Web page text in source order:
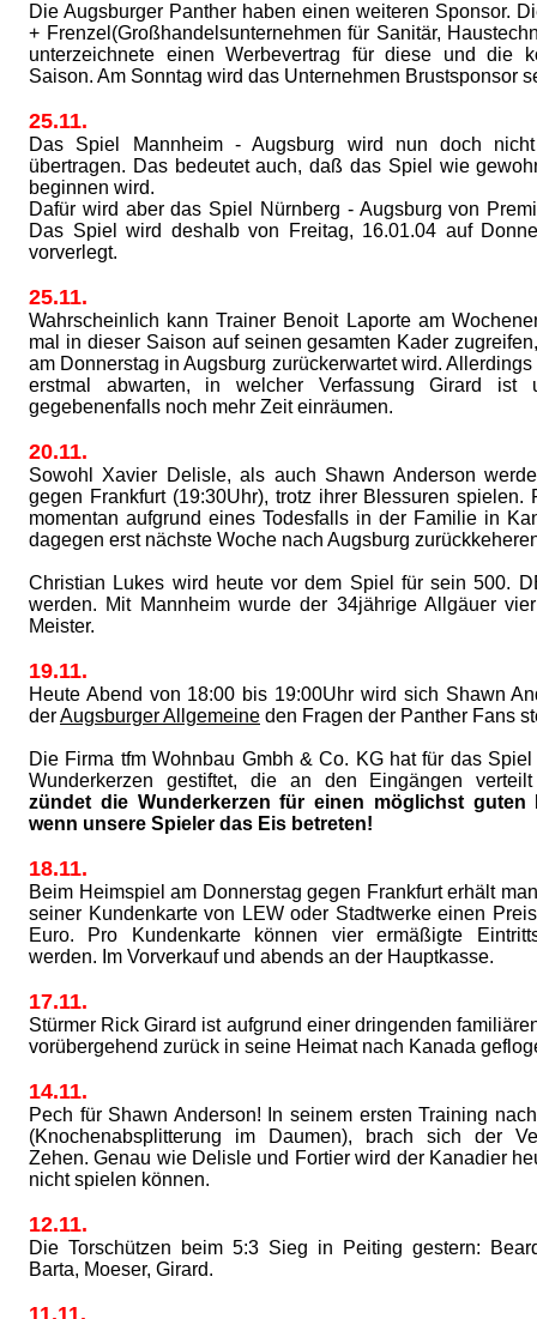
Die Augsburger Panther haben einen weiteren Sponsor.
+ Frenzel(Großhandelsunternehmen für Sanitär,
unterzeichnete einen Werbevertrag für diese und die
Saison. Am Sonntag wird das Unternehmen Brustsponsor
25.11.
Das Spiel Mannheim - Augsburg wird nun doch
übertragen. Das bedeutet auch, daß das Spiel wie
beginnen wird.
Dafür wird aber das Spiel Nürnberg - Augsburg von
Das Spiel wird deshalb von Freitag, 16.01.04 auf
vorverlegt.
25.11.
Wahrscheinlich kann Trainer Benoit Laporte am
mal in dieser Saison auf seinen gesamten Kader
am Donnerstag in Augsburg zurückerwartet wird.
erstmal abwarten, in welcher Verfassung Girard ist
gegebenenfalls noch mehr Zeit einräumen.
20.11.
Sowohl Xavier Delisle, als auch Shawn Anderson
gegen Frankfurt (19:30Uhr), trotz ihrer Blessuren spielen.
momentan aufgrund eines Todesfalls in der Familie in
dagegen erst nächste Woche nach Augsburg
Christian Lukes wird heute vor dem Spiel für sein 500.
werden. Mit Mannheim wurde der 34jährige Allgäuer
Meister.
19.11.
Heute Abend von 18:00 bis 19:00Uhr wird sich Shawn
derAugsburger Allgemeine den Fragen der Panther Fans
Die Firma tfm Wohnbau Gmbh & Co. KG hat für das
Wunderkerzen gestiftet, die an den Eingängen
zündet die Wunderkerzen für einen möglichst guten
wenn unsere Spieler das Eis betreten!
18.11.
Beim Heimspiel am Donnerstag gegen Frankfurt erhält
seiner Kundenkarte von LEW oder Stadtwerke einen
Euro. Pro Kundenkarte können vier ermäßigte
werden. Im Vorverkauf und abends an der Hauptkasse.
17.11.
Stürmer Rick Girard ist aufgrund einer dringenden
vorübergehend zurück in seine Heimat nach Kanada
14.11.
Pech für Shawn Anderson! In seinem ersten Training
(Knochenabsplitterung im Daumen), brach sich der
Zehen. Genau wie Delisle und Fortier wird der Kanadier
nicht spielen können.
12.11.
Die Torschützen beim 5:3 Sieg in Peiting gestern:
Barta, Moeser, Girard.
11.11.